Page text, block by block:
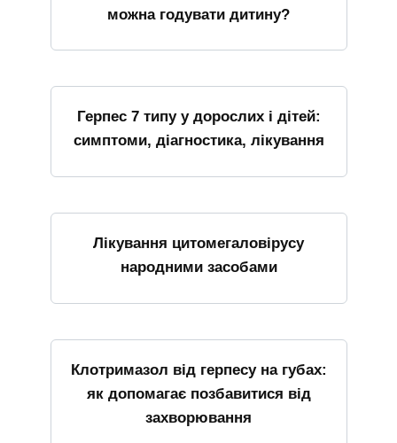
можна годувати дитину?
Герпес 7 типу у дорослих і дітей:
симптоми, діагностика, лікування
Лікування цитомегаловірусу
народними засобами
Клотримазол від герпесу на губах:
як допомагає позбавитися від
захворювання